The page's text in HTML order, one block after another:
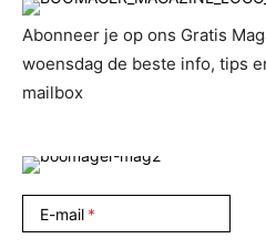
Abonneer je op ons Gratis
woensdag de beste info, tips
mailbox
E-mail